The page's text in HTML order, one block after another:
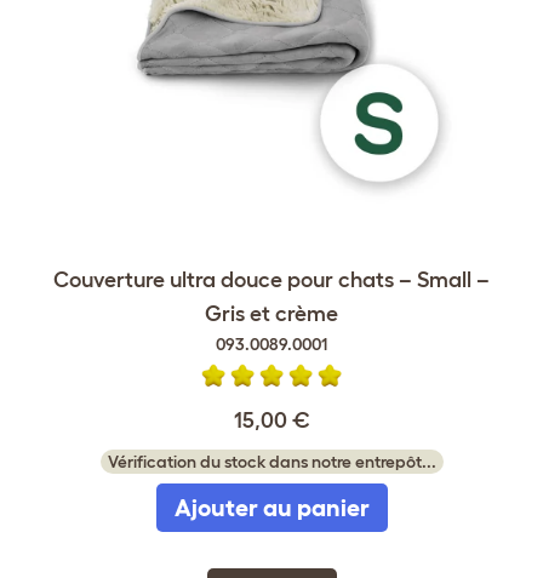
Couverture ultra douce pour chats – Small –
Gris et crème
093.0089.0001
15,00 €
Vérification du stock dans notre entrepôt...
Ajouter au panier